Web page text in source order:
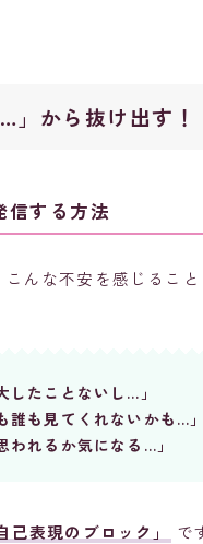
」から抜け出す！
信する方法
んな不安を感じるこ
したことないし…」
誰も見てくれないかも…」
われるか気になる…」
己表現のブロック」 で